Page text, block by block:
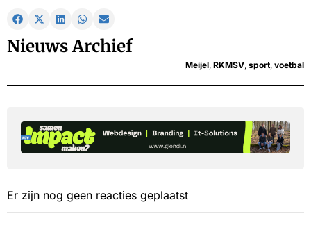
Nieuws Archief
Meijel RKMSV sport voetbal
Er zijn nog geen reacties geplaatst